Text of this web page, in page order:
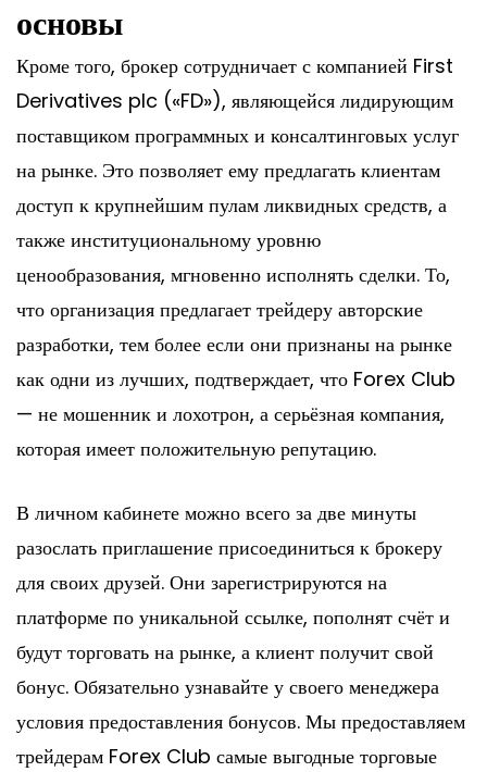
основы
Кроме того, брокер сотрудничает с компанией First
Derivatives plc («FD»), являющейся лидирующим
поставщиком программных и консалтинговых услуг
на рынке. Это позволяет ему предлагать клиентам
доступ к крупнейшим пулам ликвидных средств, а
также институциональному уровню
ценообразования, мгновенно исполнять сделки. То,
что организация предлагает трейдеру авторские
разработки, тем более если они признаны на рынке
как одни из лучших, подтверждает, что Forex Club
— не мошенник и лохотрон, а серьёзная компания,
которая имеет положительную репутацию.
В личном кабинете можно всего за две минуты
разослать приглашение присоединиться к брокеру
для своих друзей. Они зарегистрируются на
платформе по уникальной ссылке, пополнят счёт и
будут торговать на рынке, а клиент получит свой
бонус. Обязательно узнавайте у своего менеджера
условия предоставления бонусов. Мы предоставляем
трейдерам Forex Club самые выгодные торговые